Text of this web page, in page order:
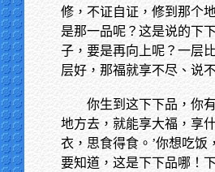
修，不证自证，修到那个
是那一品呢？这是说的下
子，要是再向上呢？一层
层好，那福就享不尽、说
你生到这下下品，你
地方去，就能享大福，享
衣，思食得食。’你想吃饭
要知道，这是下下品哪！